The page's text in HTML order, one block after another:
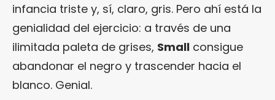
infancia triste y, sí, claro, gris. Pero ahí está la
genialidad del ejercicio: a través de una
ilimitada paleta de grises, Small consigue
abandonar el negro y trascender hacia el
blanco. Genial.